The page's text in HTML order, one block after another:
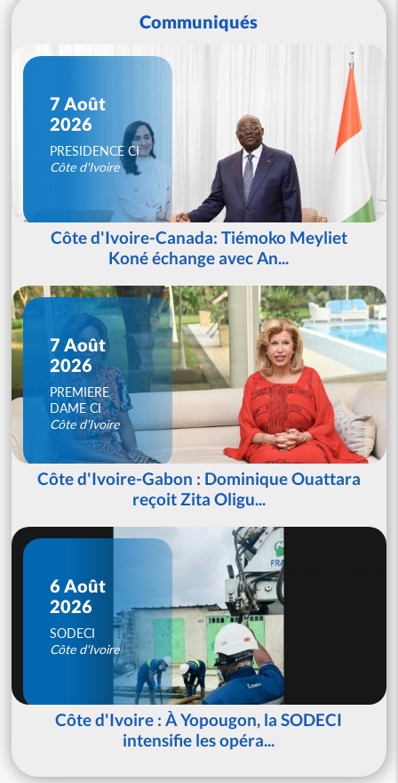
Communiqués
7 Août
2026
PRESIDENCE CI
Côte d'Ivoire
Côte d'Ivoire-Canada: Tiémoko Meyliet
Koné échange avec An...
7 Août
2026
PREMIERE
DAME CI
Côte d'Ivoire
Côte d'Ivoire-Gabon : Dominique Ouattara
reçoit Zita Oligu...
6 Août
2026
SODECI
Côte d'Ivoire
Côte d'Ivoire : À Yopougon, la SODECI
intensifie les opéra...